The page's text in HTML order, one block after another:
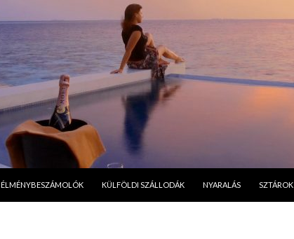
ÉLMÉNYBESZÁMOLÓK
KÜLFÖLDI SZÁLLODÁK NYARALÁS SZTÁROK